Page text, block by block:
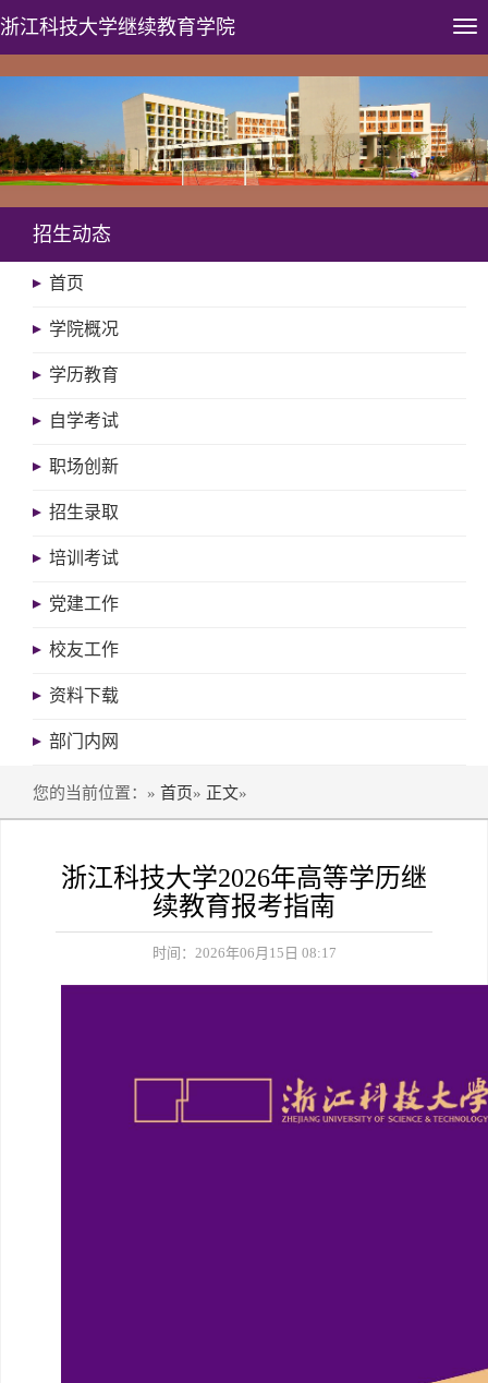
浙江科技大学继续教育学院
招生动态
首页
学院概况
学历教育
自学考试
职场创新
招生录取
培训考试
党建工作
校友工作
资料下载
部门内网
您的当前位置：» 首页» 正文»
浙江科技大学2026年高等学历继
续教育报考指南
时间：2026年06月15日 08:17